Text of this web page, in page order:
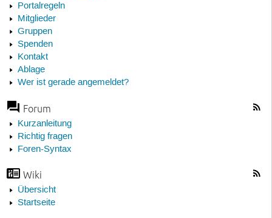
Portalregeln
Mitglieder
Gruppen
Spenden
Kontakt
Ablage
Wer ist gerade angemeldet?
Forum
Kurzanleitung
Richtig fragen
Foren-Syntax
Wiki
Übersicht
Startseite